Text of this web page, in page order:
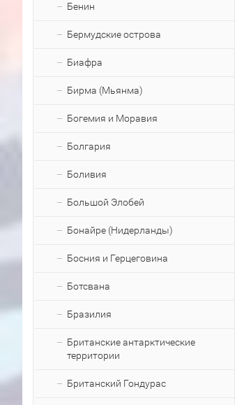
Бенин
Бермудские острова
Биафра
Бирма (Мьянма)
Богемия и Моравия
Болгария
Боливия
Большой Элобей
Бонайре (Нидерланды)
Босния и Герцеговина
Ботсвана
Бразилия
Британские антарктические
территории
Британский Гондурас